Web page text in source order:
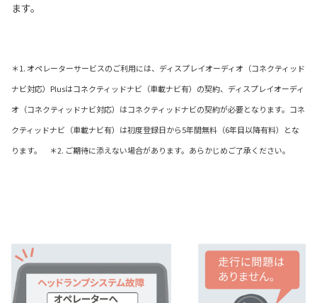
ます。
＊1. オペレーターサービスのご利用には、ディスプレイオーディオ（コネクティッド
ナビ対応）Plusはコネクティッドナビ（車載ナビ有）の契約、ディスプレイオーディ
オ（コネクティッドナビ対応）はコネクティッドナビの契約が必要となります。コネ
クティッドナビ（車載ナビ有）は初度登録日から5年間無料（6年目以降有料）とな
ります。 ＊2. ご期待に添えない場合があります。あらかじめご了承ください。